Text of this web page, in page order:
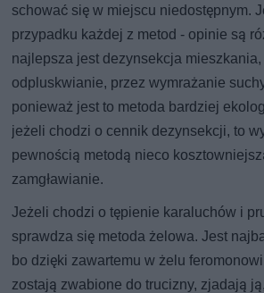
schować się w miejscu niedostępnym.
przypadku każdej z metod - opinie są
najlepsza jest dezynsekcja
odpluskwianie, przez wymrażanie
ponieważ jest to metoda bardziej
jeżeli chodzi o cennik dezynsekcji, to
pewnością metodą nieco
zamgławianie.
Jeżeli chodzi o tępienie karaluchów i
sprawdza się metoda żelowa. Jest
bo dzięki zawartemu w żelu
zostają zwabione do trucizny, zjadają